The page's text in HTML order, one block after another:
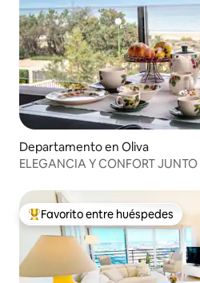
Departamento en Oliva
ELEGANCIA Y CONFORT
De los mejores en Favorito entre
Favorito entre huéspedes